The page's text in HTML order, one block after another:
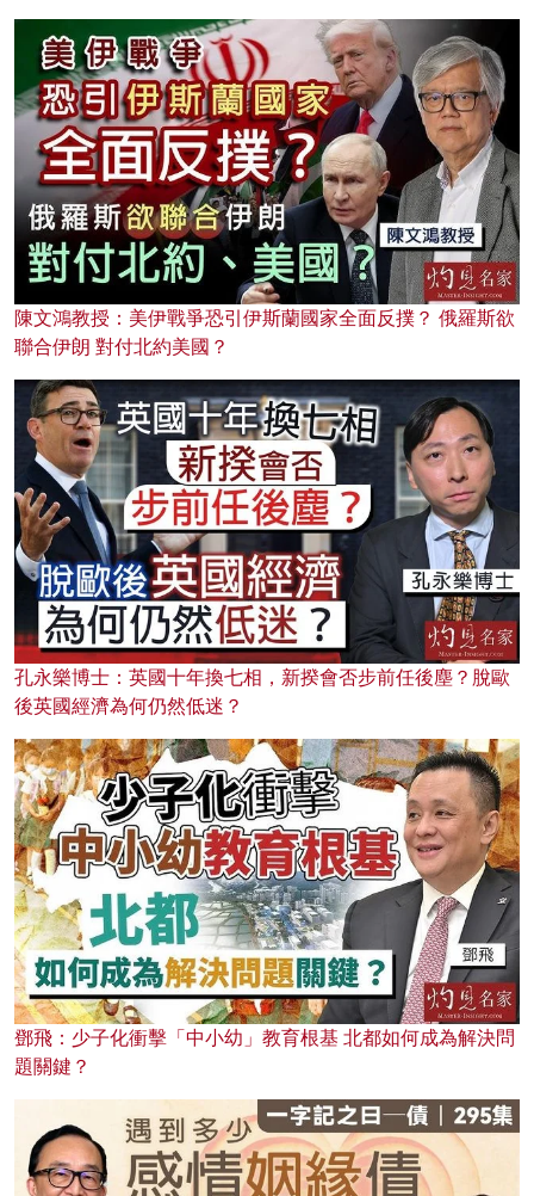
陳文鴻教授：美伊戰爭恐引伊斯蘭國家全面反撲？ 俄羅斯欲
聯合伊朗 對付北約美國？
孔永樂博士：英國十年換七相，新揆會否步前任後塵？脫歐
後英國經濟為何仍然低迷？
鄧飛：少子化衝擊「中小幼」教育根基 北都如何成為解決問
題關鍵？